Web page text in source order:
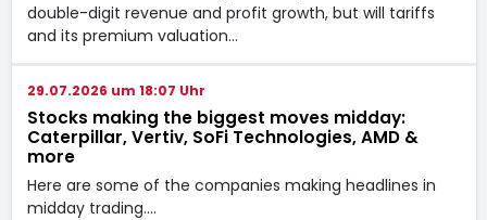
double-digit revenue and profit growth, but will tariffs
and its premium valuation…
29.07.2026 um 18:07 Uhr
Stocks making the biggest moves midday:
Caterpillar, Vertiv, SoFi Technologies, AMD &
more
Here are some of the companies making headlines in
midday trading.…